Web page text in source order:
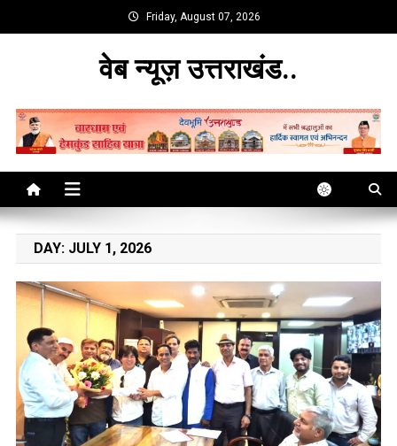
to
Friday, August 07, 2026
वेब न्यूज़ उत्तराखंड..
DAY: JULY 1, 2026